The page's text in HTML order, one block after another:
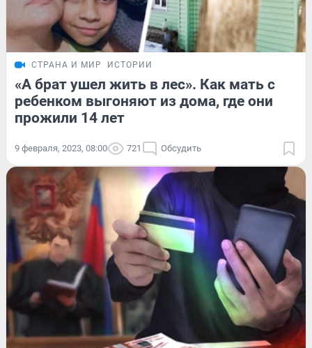
СТРАНА И МИР ИСТОРИИ
«А брат ушел жить в лес». Как мать с
ребенком выгоняют из дома, где они
прожили 14 лет
9 февраля, 2023, 08:00 721 Обсудить